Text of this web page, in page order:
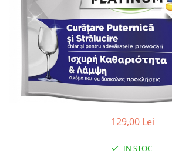
129,00 Lei
IN STOC